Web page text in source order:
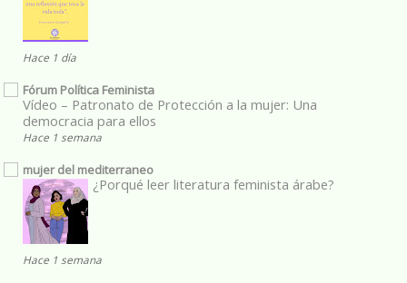
Hace 1 día
Fórum Política Feminista
Vídeo – Patronato de Protección a la mujer: Una
democracia para ellos
Hace 1 semana
mujer del mediterraneo
¿Porqué leer literatura feminista árabe?
Hace 1 semana